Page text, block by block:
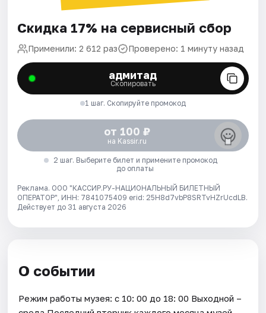
Скидка 17% на сервисный сбор
Применили: 2 612 раз Проверено: 1 минуту назад
адмитад
Скопировать
1 шаг. Скопируйте промокод
от 100 ₽
на Kassir.ru
2 шаг. Выберите билет и примените промокод
до оплаты
Реклама. ООО "КАССИР.РУ-НАЦИОНАЛЬНЫЙ БИЛЕТНЫЙ
ОПЕРАТОР", ИНН: 7841075409 erid: 25H8d7vbP8SRTvHZrUcdLB.
Действует до 31 августа 2026
О событии
Режим работы музея: с 10: 00 до 18: 00 Выходной –